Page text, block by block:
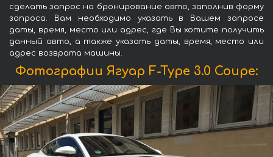
сделать запрос на бронирование авто, заполнив форму
запроса. Вам необходимо указать в Вашем запросе
даты, время, место или адрес, где Вы хотите получить
данный авто, а также указать даты, время, место или
адрес возврата машины.
Фотографии Ягуар F-Type 3.0 Coupe: